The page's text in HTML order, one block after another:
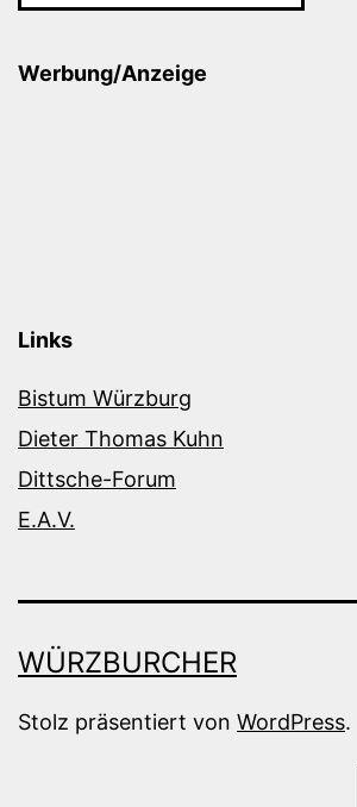
Werbung/Anzeige
Links
Bistum Würzburg
Dieter Thomas Kuhn
Dittsche-Forum
E.A.V.
WÜRZBURCHER
Stolz präsentiert von WordPress.